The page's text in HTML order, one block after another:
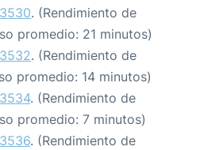
. (Rendimiento de
promedio: 21 minutos)
. (Rendimiento de
promedio: 14 minutos)
. (Rendimiento de
promedio: 7 minutos)
. (Rendimiento de